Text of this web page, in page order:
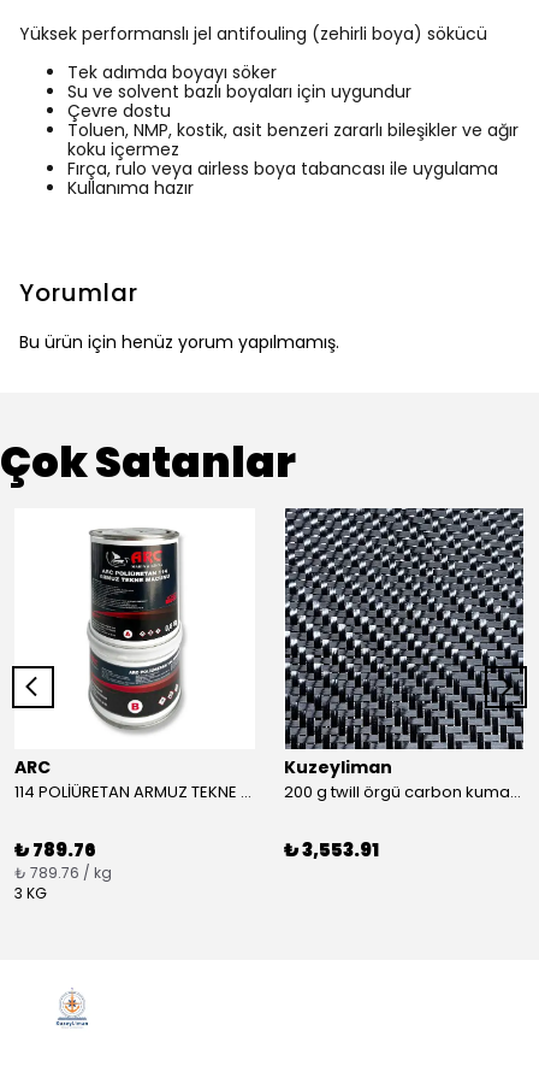
Yüksek performanslı jel antifouling (zehirli boya) sökücü
Tek adımda boyayı söker
Su ve solvent bazlı boyaları için uygundur
Çevre dostu
Toluen, NMP, kostik, asit benzeri zararlı bileşikler ve ağır
koku içermez
Fırça, rulo veya airless boya tabancası ile uygulama
Kullanıma hazır
Yorumlar
Bu ürün için henüz yorum yapılmamış.
Çok Satanlar
ARC
114 POLİÜRETAN ARMUZ TEKNE MACUNU TAKIM (BEYAZ)
₺ 789.76
₺ 789.76 / kg
3 KG
Kuzeyliman
200 g twill örgü carbon kumaş m2
₺ 3,553.91